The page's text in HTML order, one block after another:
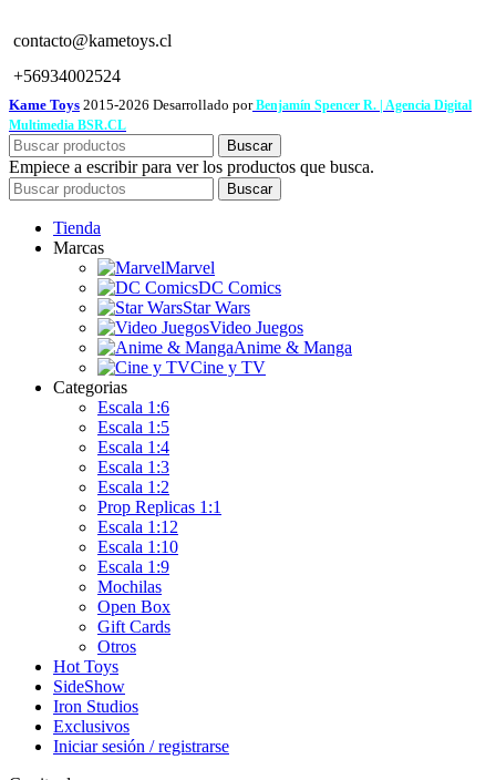
contacto@kametoys.cl
+56934002524
Kame Toys 2015-2026 Desarrollado porBenjamín Spencer R. | Agencia Digital
Multimedia BSR.CL
Buscar
Empiece a escribir para ver los productos que busca.
Buscar
Tienda
Marcas
Marvel
DC Comics
Star Wars
Video Juegos
Anime & Manga
Cine y TV
Categorias
Escala 1:6
Escala 1:5
Escala 1:4
Escala 1:3
Escala 1:2
Prop Replicas 1:1
Escala 1:12
Escala 1:10
Escala 1:9
Mochilas
Open Box
Gift Cards
Otros
Hot Toys
SideShow
Iron Studios
Exclusivos
Iniciar sesión / registrarse